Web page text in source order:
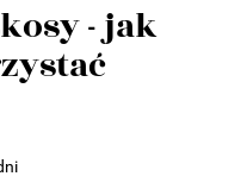
- jak